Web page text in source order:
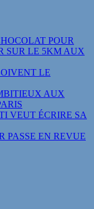
POUR
SUR LE 5KM AUX
LE
AUX
VEUT ÉCRIRE SA
PASSE EN REVUE